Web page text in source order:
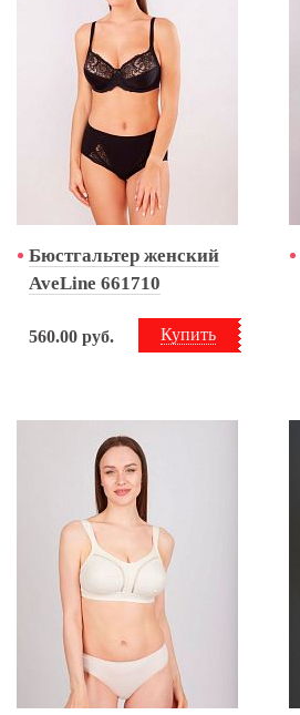
Бюстгальтер женский
AveLine 661710
Купить
560.00 руб.